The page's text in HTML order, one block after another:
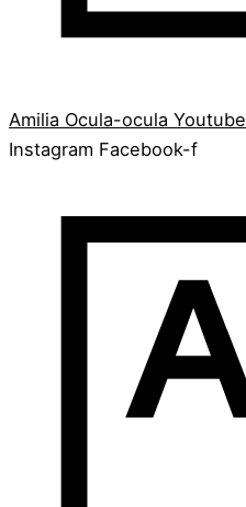
Amilia Ocula-ocula Youtube
Instagram Facebook-f